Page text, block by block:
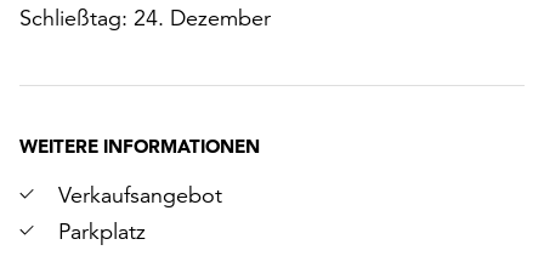
Schließtag: 24. Dezember
WEITERE INFORMATIONEN
Verkaufsangebot
Parkplatz